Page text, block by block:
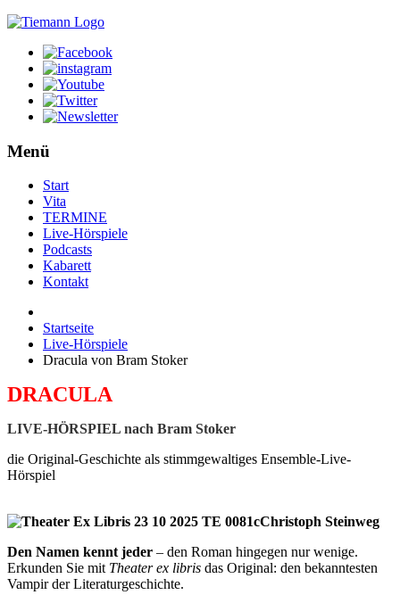
Menü
Start
Vita
TERMINE
Live-Hörspiele
Podcasts
Kabarett
Kontakt
Startseite
Live-Hörspiele
Dracula von Bram Stoker
DRACULA
LIVE-HÖRSPIEL nach Bram Stoker
die Original-Geschichte als stimmgewaltiges Ensemble-Live-
Hörspiel
Den Namen kennt jeder – den Roman hingegen nur wenige.
Erkunden Sie mit Theater ex libris das Original: den bekanntesten
Vampir der Literaturgeschichte.